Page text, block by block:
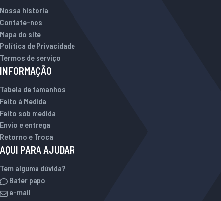
Nossa história
Contate-nos
Mapa do site
Política de Privacidade
Termos de serviço
INFORMAÇÃO
Tabela de tamanhos
Feito à Medida
Feito sob medida
Envio e entrega
Retorno e Troca
AQUI PARA AJUDAR
Tem alguma dúvida?
Bater papo
e-mail